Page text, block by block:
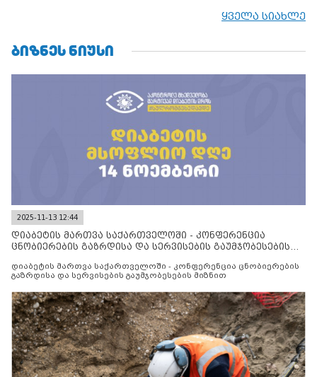
ყველა სიახლე
ᲑᲘᲖᲜᲔᲡ ᲜᲘᲣᲡᲘ
2025-11-13 12:44
დიაბეტის მართვა საქართველოში - კონფერენცია
ცნობიერების გაზრდისა და სერვისების გაუმჯობესების
დიაბეტის მართვა საქართველოში - კონფერენცია ცნობიერების
გაზრდისა და სერვისების გაუმჯობესების მიზნით